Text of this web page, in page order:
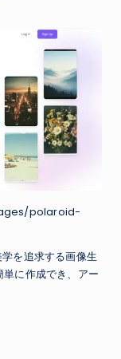
polaroid-
を追求する画像生
に作成でき、アー